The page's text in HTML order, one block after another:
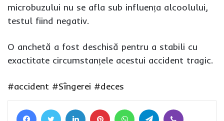
microbuzului nu se afla sub influența alcoolului,
testul fiind negativ.
O anchetă a fost deschisă pentru a stabili cu
exactitate circumstanțele acestui accident tragic.
#accident #Sîngerei #deces
FacebookTwitter LinkedIn Pinterest WhatsAppTelegram